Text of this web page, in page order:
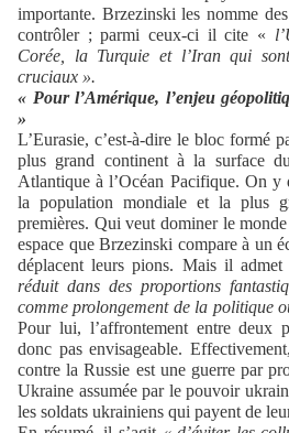
importante. Brzezinski les nomme
contrôler ; parmi ceux-ci il cite «
Corée, la Turquie et l’Iranqui
cruciaux ».
« Pour l’Amérique, l’enjeu
»
L’Eurasie, c’est-à-dire le bloc formé
plus grand continent à la surface
Atlantique à l’Océan Pacifique. On
la population mondiale et la plus
premières. Qui veut dominer le
espace que Brzezinski compare à un
déplacent leurs pions. Mais il admet
réduit dans des proportions
comme prolongement de la politique
Pour lui, l’affrontement entre deux
donc pas envisageable.
contre la Russie est une guerre par
Ukraine assuméepar le pouvoir
les soldats ukrainiens qui payent de